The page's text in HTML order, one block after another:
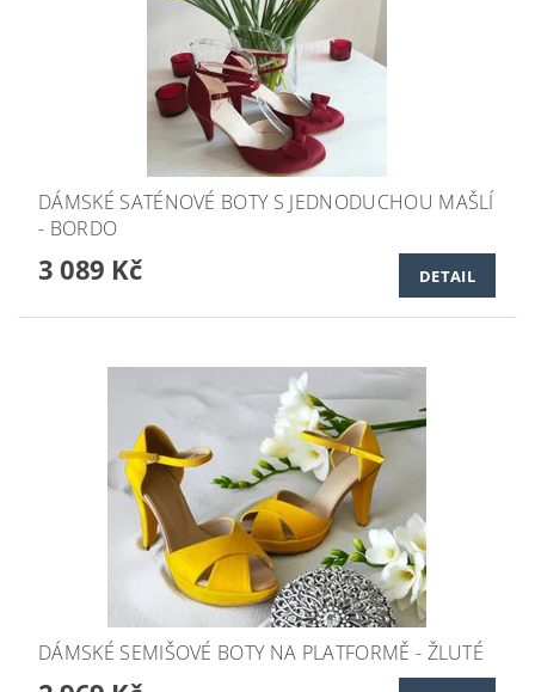
DÁMSKÉ SATÉNOVÉ BOTY S JEDNODUCHOU MAŠLÍ
- BORDO
3 089 Kč DETAIL
DÁMSKÉ SEMIŠOVÉ BOTY NA PLATFORMĚ - ŽLUTÉ